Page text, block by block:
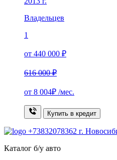
Владельцев
1
от 440 000 ₽
616 000 ₽
от 8 004₽ /мес.
Купить в кредит
+73832078362 г.
Каталог б/у авто